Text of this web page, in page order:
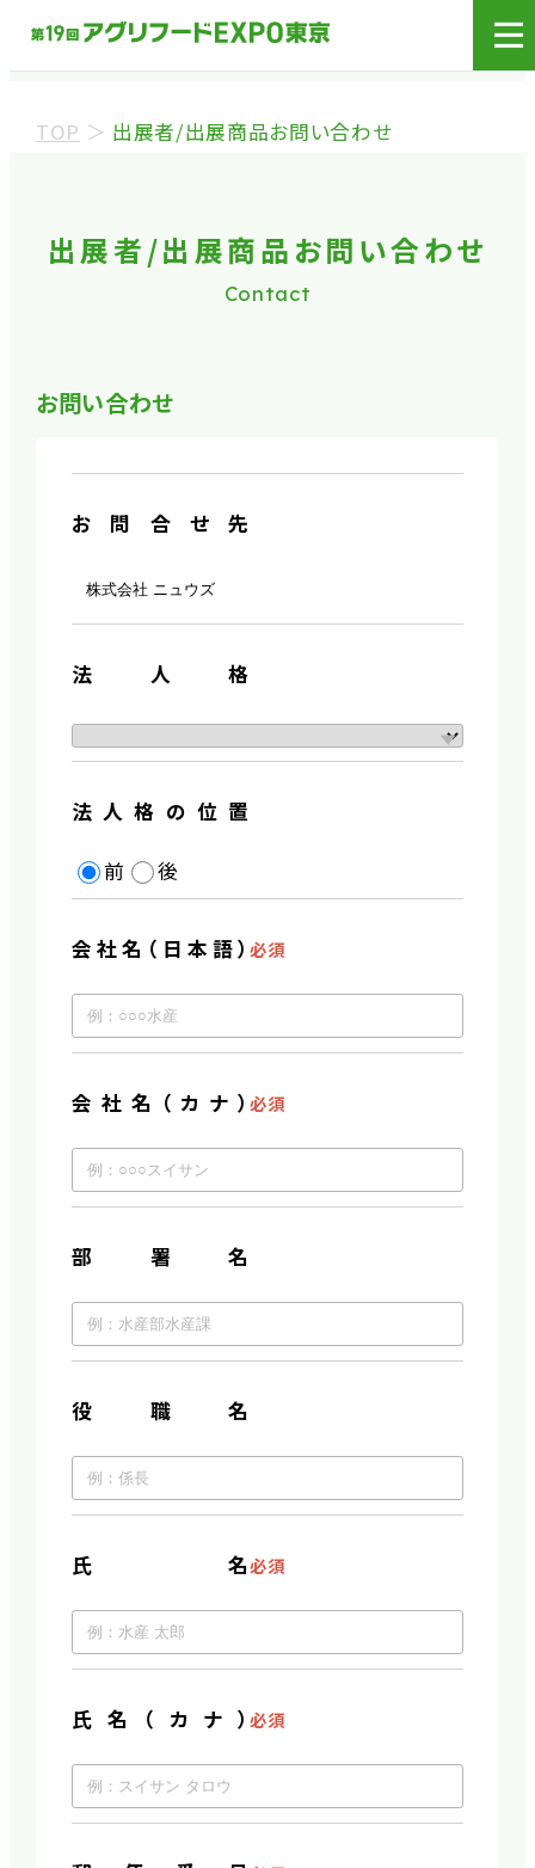
展示会場への入場には
来場登録が必要です。
来場事前登録（プレス）
※カートの持ち込みは禁止となっております。
TOP ＞ 出展者/出展商品お問い合わせ
出展者/出展商品お問い合わせ
Contact
お問い合わせ
お問合せ先
法人格
法人格の位置
前 後
会社名（日本語）必須
会社名（カナ）必須
部署名
役職名
氏名必須
氏名（カナ）必須